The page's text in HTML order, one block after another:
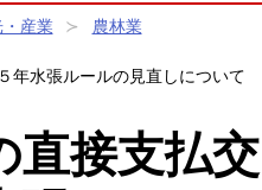
産業
農林業
年水張ルールの見直しについて
直接支払交